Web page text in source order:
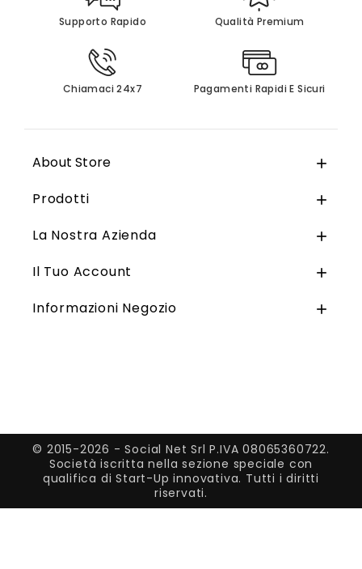
Supporto Rapido Qualità Premium
Chiamaci 24x7 Pagamenti Rapidi E Sicuri
About Store 
Prodotti 
La Nostra Azienda 
Il Tuo Account 
Informazioni Negozio 
© 2015-2026 - Social Net Srl P.IVA 08065360722.
Società iscritta nella sezione speciale con
qualifica di Start-Up innovativa. Tutti i diritti
riservati.